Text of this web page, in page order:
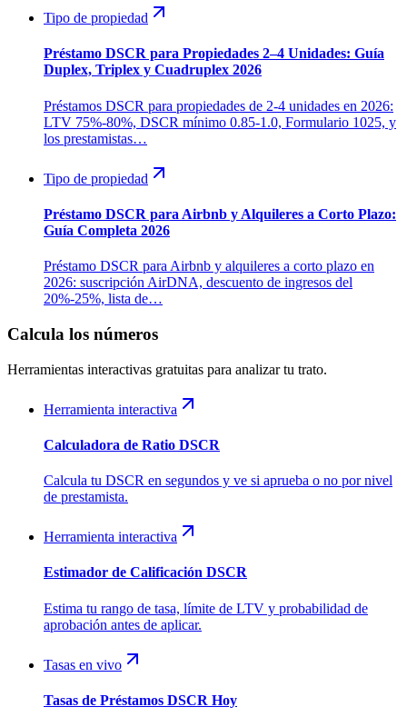
Tipo de propiedad
Préstamo DSCR para Propiedades 2–4 Unidades: Guía
Duplex, Triplex y Cuadruplex 2026
Préstamos DSCR para propiedades de 2-4 unidades en 2026:
LTV 75%-80%, DSCR mínimo 0.85-1.0, Formulario 1025, y
los prestamistas…
Tipo de propiedad
Préstamo DSCR para Airbnb y Alquileres a Corto Plazo:
Guía Completa 2026
Préstamo DSCR para Airbnb y alquileres a corto plazo en
2026: suscripción AirDNA, descuento de ingresos del
20%-25%, lista de…
Calcula los números
Herramientas interactivas gratuitas para analizar tu trato.
Herramienta interactiva
Calculadora de Ratio DSCR
Calcula tu DSCR en segundos y ve si aprueba o no por nivel
de prestamista.
Herramienta interactiva
Estimador de Calificación DSCR
Estima tu rango de tasa, límite de LTV y probabilidad de
aprobación antes de aplicar.
Tasas en vivo
Tasas de Préstamos DSCR Hoy